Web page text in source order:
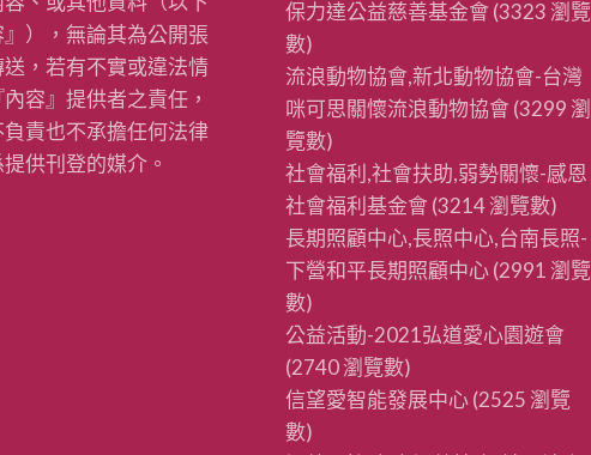
），無論其為公開張
，若有不實或違法情
容』提供者之責任，
責也不承擔任何法律
供刊登的媒介。
保力達公益慈善基金會 (3323 瀏覽
數)
流浪動物協會,新北動物協會-台灣
咪可思關懷流浪動物協會 (3299 瀏
覽數)
社會福利,社會扶助,弱勢關懷-感恩
社會福利基金會 (3214 瀏覽數)
長期照顧中心,長照中心,台南長照-
下營和平長期照顧中心(2991 瀏覽
數)
公益活動-2021弘道愛心園遊會
(2740 瀏覽數)
信望愛智能發展中心(2525 瀏覽
數)